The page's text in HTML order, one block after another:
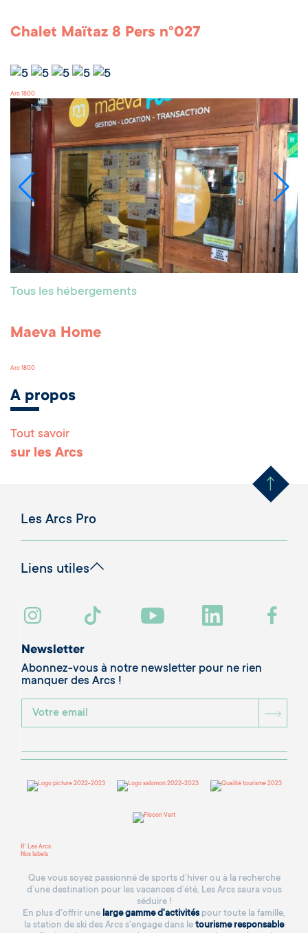
Chalet Maïtaz 8 Pers n°027
Arc 1800
Tous les hébergements
Maeva Home
Arc 1800
A propos
Tout savoir
sur les Arcs Remonter
Les Arcs Pro
Liens utiles
Newsletter
Abonnez-vous à notre newsletter pour ne rien
manquer des Arcs !
R' Les Arcs
Nos labels
Que vous soyez passionné de sports d’hiver ou à la recherche
d’une destination pour les vacances d’été, Les Arcs saura vous
séduire !
En plus d'offrir une large gamme d'activitéspour toute la famille,
la station de ski des Arcs s'engage dans le tourisme responsable